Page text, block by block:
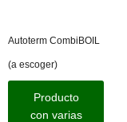
Autoterm CombiBOIL
(a escoger)
Producto
con varias